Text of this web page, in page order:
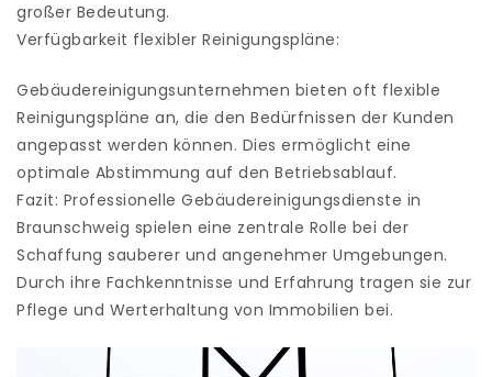
großer Bedeutung.
Verfügbarkeit flexibler Reinigungspläne:
Gebäudereinigungsunternehmen bieten oft flexible
Reinigungspläne an, die den Bedürfnissen der Kunden
angepasst werden können. Dies ermöglicht eine
optimale Abstimmung auf den Betriebsablauf.
Fazit: Professionelle Gebäudereinigungsdienste in
Braunschweig spielen eine zentrale Rolle bei der
Schaffung sauberer und angenehmer Umgebungen.
Durch ihre Fachkenntnisse und Erfahrung tragen sie zur
Pflege und Werterhaltung von Immobilien bei.